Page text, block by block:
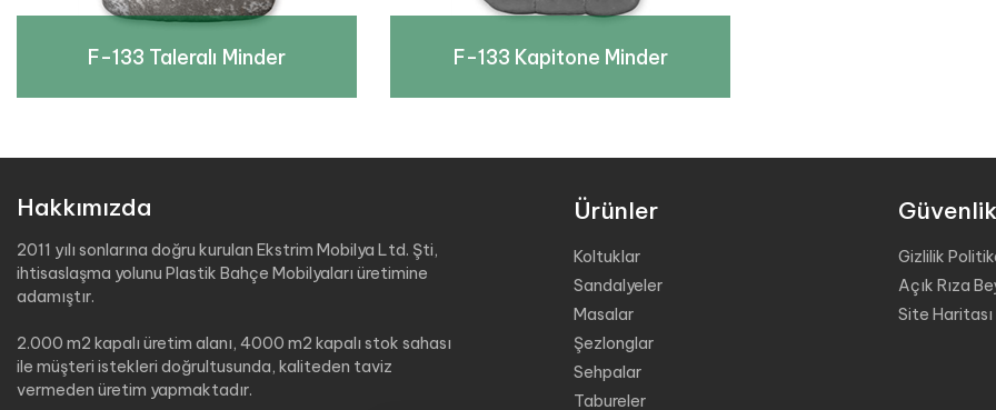
F-133 Taleralı Minder F-133 Kapitone Minder
Hakkımızda
2011 yılı sonlarına doğru kurulan Ekstrim Mobilya Ltd. Şti,
ihtisaslaşma yolunu Plastik Bahçe Mobilyaları üretimine
adamıştır.
2.000 m2 kapalı üretim alanı, 4000 m2 kapalı stok sahası
ile müşteri istekleri doğrultusunda, kaliteden taviz
vermeden üretim yapmaktadır.
Ürünler
Koltuklar
Sandalyeler
Masalar
Şezlonglar
Sehpalar
Tabureler
Güvenlik
Gizlilik
Açık Rıza
Site Haritası